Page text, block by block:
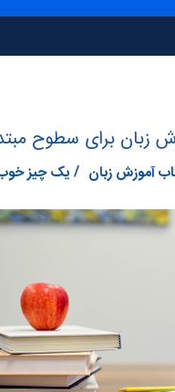
زبان برای سطوح
آموزش زبان یک چیز